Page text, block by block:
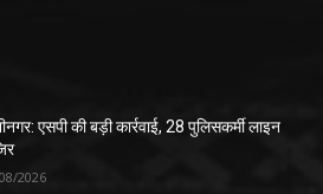
एसपी की बड़ी कार्रवाई, 28 पुलिसकर्मी लाइन
2026